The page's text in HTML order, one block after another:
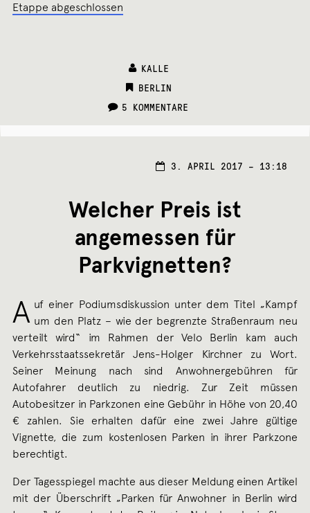
Etappe abgeschlossen
KALLE
CATEGORIES:
BERLIN
5 KOMMENTARE
3. APRIL 2017 – 13:18
Welcher Preis ist
angemessen für
Parkvignetten?
A uf einer Podiumsdiskussion unter dem Titel „Kampf
um den Platz – wie der begrenzte Straßenraum neu
verteilt wird“ im Rahmen der Velo Berlin kam auch
Verkehrsstaatssekretär Jens-Holger Kirchner zu Wort.
Seiner Meinung nach sind Anwohnergebühren für
Autofahrer deutlich zu niedrig. Zur Zeit müssen
Autobesitzer in Parkzonen eine Gebühr in Höhe von 20,40
€ zahlen. Sie erhalten dafür eine zwei Jahre gültige
Vignette, die zum kostenlosen Parken in ihrer Parkzone
berechtigt.
Der Tagesspiegel machte aus dieser Meldung einen Artikel
mit der Überschrift „Parken für Anwohner in Berlin wird